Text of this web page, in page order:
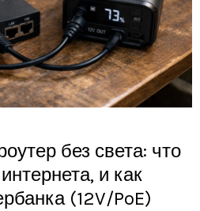
без света: что
и как
(12V/PoE)